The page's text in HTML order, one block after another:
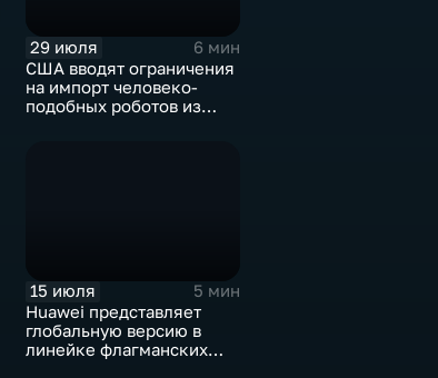
29 июля
6 мин
США вводят ограничения
на импорт человеко-
подобных роботов из
15 июля
5 мин
Huawei представляет
глобальную версию в
линейке флагманских